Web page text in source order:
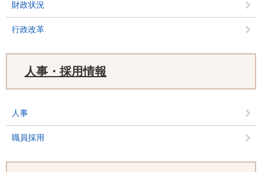
財政状況
行政改革
人事・採用情報
人事
職員採用